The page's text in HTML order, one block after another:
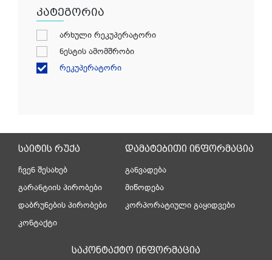
კატეგორია
არხული რეკუპერატორი
ნესტის ამომშრობი
რეკუპერატორი
საიტის რუქა
ჩვენ შესახებ
გარანტიის პირობები
დაბრუნების პირობები
კონტაქტი
დამატებითი ინფორმაცია
განვადება
მიწოდება
კორპორატიული გაყიდვები
საკონტაქტო ინფორმაცია